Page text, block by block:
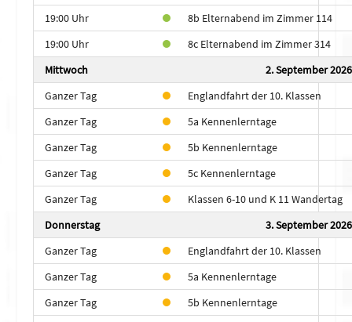
19:00 Uhr
8b Elternabend im Zimmer 114
19:00 Uhr
8c Elternabend im Zimmer 314
Mittwoch
2. September 2026
Ganzer Tag
Englandfahrt der 10. Klassen
Ganzer Tag
5a Kennenlerntage
Ganzer Tag
5b Kennenlerntage
Ganzer Tag
5c Kennenlerntage
Ganzer Tag
Klassen 6-10 und K 11 Wandertag
Donnerstag
3. September 2026
Ganzer Tag
Englandfahrt der 10. Klassen
Ganzer Tag
5a Kennenlerntage
Ganzer Tag
5b Kennenlerntage